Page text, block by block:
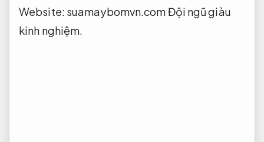
Website: suamaybomvn.comĐội ngũ giàu
kinh nghiệm.